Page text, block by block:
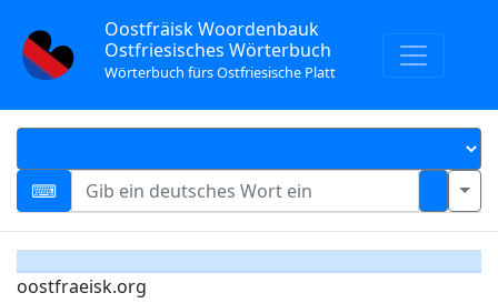
Oostfräisk Woordenbauk
Ostfriesisches Wörterbuch
Wörterbuch fürs Ostfriesische Platt
oostfraeisk.org